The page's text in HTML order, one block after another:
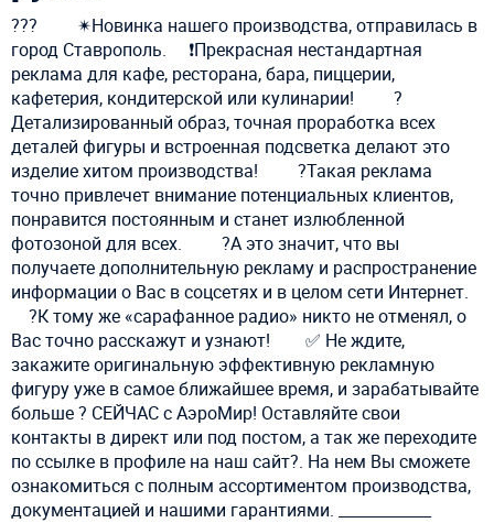
??‍? ⠀ ⠀ ✴Новинка нашего производства, отправилась в
город Ставрополь. ⠀ ❗Прекрасная нестандартная
реклама для кафе, ресторана, бара, пиццерии,
кафетерия, кондитерской или кулинарии! ⠀ ⠀ ?
Детализированный образ, точная проработка всех
деталей фигуры и встроенная подсветка делают это
изделие хитом производства! ⠀ ⠀ ?Такая реклама
точно привлечет внимание потенциальных клиентов,
понравится постоянным и станет излюбленной
фотозоной для всех. ⠀ ⠀ ?А это значит, что вы
получаете дополнительную рекламу и распространение
информации о Вас в соцсетях и в целом сети Интернет.
⠀ ?К тому же «сарафанное радио» никто не отменял, о
Вас точно расскажут и узнают! ⠀⠀ ✅ Не ждите,
закажите оригинальную эффективную рекламную
фигуру уже в самое ближайшее время, и зарабатывайте
больше ? СЕЙЧАС с АэроМир! Оставляйте свои
контакты в директ или под постом, а так же переходите
по ссылке в профиле на наш сайт?. На нем Вы сможете
ознакомиться с полным ассортиментом производства,
документацией и нашими гарантиями. ____________